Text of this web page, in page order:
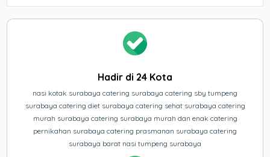
Hadir di 24 Kota
nasi kotak surabaya catering surabaya catering sby tumpeng
surabaya catering diet surabaya catering sehat surabaya catering
murah surabaya catering surabaya murah dan enak catering
pernikahan surabaya catering prasmanan surabaya catering
surabaya barat nasi tumpeng surabaya